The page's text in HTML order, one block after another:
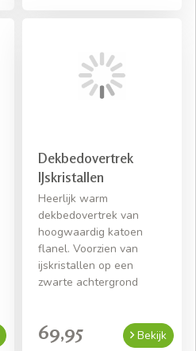
Dekbedovertrek
IJskristallen
Heerlijk warm
dekbedovertrek van
hoogwaardig katoen
flanel. Voorzien van
ijskristallen op een
zwarte achtergrond
69,95 Bekijk